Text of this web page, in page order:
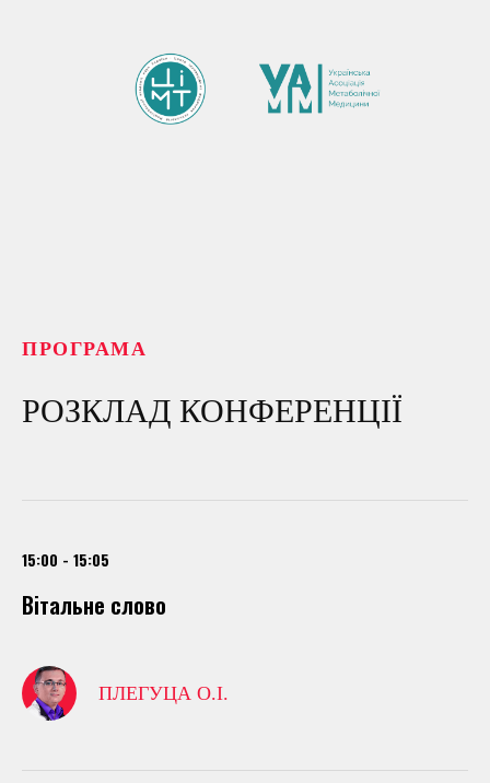
ПРОГРАМА
РОЗКЛАД КОНФЕРЕНЦІЇ
15:00 - 15:05
Вітальне слово
ПЛЕГУЦА О.І.